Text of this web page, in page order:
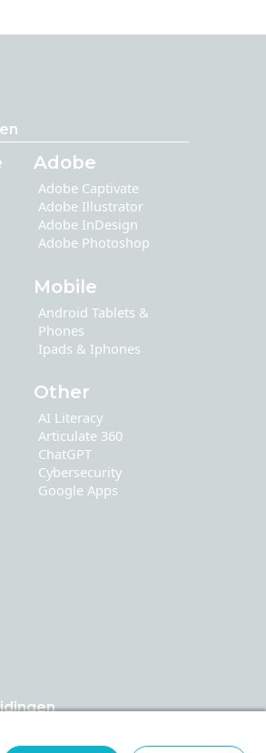
Adobe
Adobe Captivate
Adobe Illustrator
Adobe InDesign
Adobe Photoshop
Mobile
Android Tablets &
Phones
Ipads & Iphones
Other
AI Literacy
Articulate 360
ChatGPT
Cybersecurity
Google Apps